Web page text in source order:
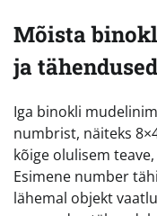
Mõista
ja tähendused
Iga binokli
numbrist, näiteks
kõige olulisem
Esimene number
lähemal objekt